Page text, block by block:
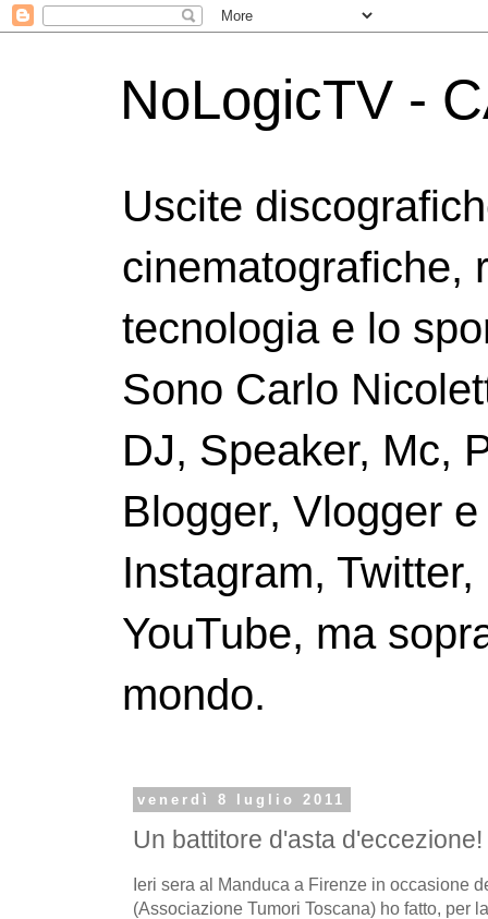
NoLogicTV -
Uscite
cinematografiche,
tecnologia e lo
Sono Carlo
DJ, Speaker, Mc,
Blogger, Vlogger
Instagram,
YouTube, ma
mondo.
venerdì 8 luglio 2011
Un battitore d'asta d'eccezione!
Ieri sera al Manduca a Firenze in occasione
(Associazione Tumori Toscana) ho fatto, per